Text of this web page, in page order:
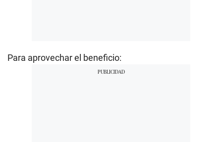
Para aprovechar el beneficio: